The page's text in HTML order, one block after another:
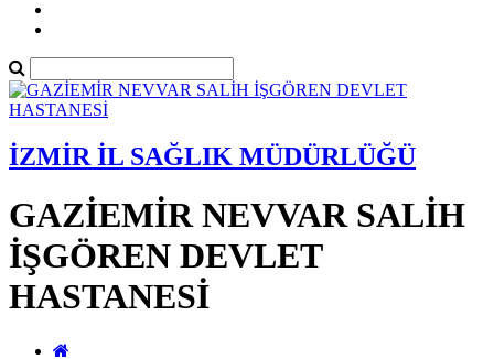
İZMİR İL SAĞLIK MÜDÜRLÜĞÜ
GAZİEMİR NEVVAR SALİH
İŞGÖREN DEVLET
HASTANESİ